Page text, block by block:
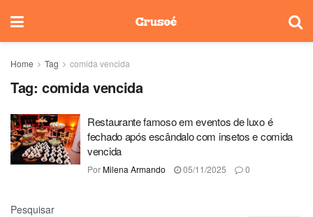
Home Tag comida vencida
Tag: comida vencida
Restaurante famoso em eventos de luxo é
fechado após escândalo com insetos e comida
vencida
PorMilena Armando 05/11/2025 0
Pesquisar